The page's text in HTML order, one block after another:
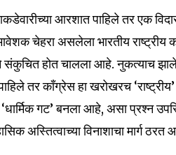
आरशात पाहिले तर एक
चेहरा असलेला भारतीय राष्ट्रीय
संकुचित होत चालला आहे. नुकत्याच
तर काँग्रेस हा खरोखरच
गट’ बनला आहे, असा प्रश्न
अस्तित्वाच्या विनाशाचा मार्ग ठरत